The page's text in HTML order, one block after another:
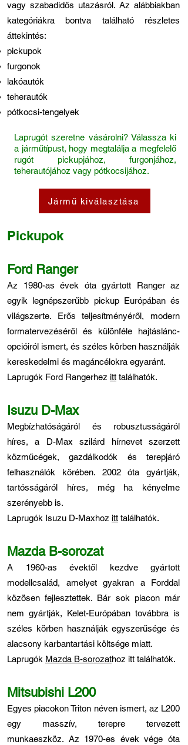
vagy szabadidős utazásról. Az alábbiakban
kategóriákra bontva található részletes
áttekintés:
pickupok
furgonok
lakóautók
teherautók
pótkocsi-tengelyek
Laprugót szeretne vásárolni? Válassza ki
a járműtípust, hogy megtalálja a megfelelő
rugót pickupjához, furgonjához,
teherautójához vagy pótkocsijához.
Jármű kiválasztása
Pickupok
Ford Ranger
Az 1980-as évek óta gyártott Ranger az
egyik legnépszerűbb pickup Európában és
világszerte. Erős teljesítményéről, modern
formatervezéséről és különféle hajtáslánc-
opcióiról ismert, és széles körben használják
kereskedelmi és magáncélokra egyaránt.
Laprugók Ford Rangerhez itt találhatók.
Isuzu D-Max
Megbízhatóságáról és robusztusságáról
híres, a D-Max szilárd hírnevet szerzett
közműcégek, gazdálkodók és terepjáró
felhasználók körében. 2002 óta gyártják,
tartósságáról híres, még ha kényelme
szerényebb is.
Laprugók Isuzu D-Maxhoz itt találhatók.
Mazda B-sorozat
A 1960-as évektől kezdve gyártott
modellcsalád, amelyet gyakran a Forddal
közösen fejlesztettek. Bár sok piacon már
nem gyártják, Kelet-Európában továbbra is
széles körben használják egyszerűsége és
alacsony karbantartási költsége miatt.
Laprugók Mazda B-sorozathoz itt találhatók.
Mitsubishi L200
Egyes piacokon Triton néven ismert, az L200
egy masszív, terepre tervezett
munkaeszköz. Az 1970-es évek vége óta